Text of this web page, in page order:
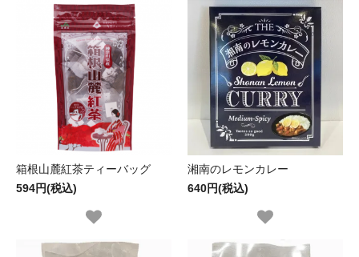
箱根山麓紅茶ティーバッグ
594円(税込)
湘南のレモンカレー
640円(税込)